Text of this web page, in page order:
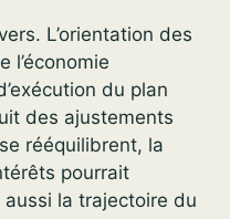
L’orientation des
l’économie
du plan
des ajustements
rééquilibrent, la
pourrait
la trajectoire du